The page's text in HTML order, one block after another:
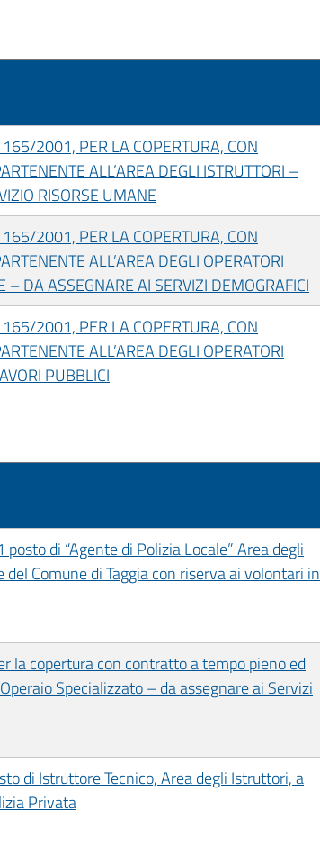
165/2001, PER LA COPERTURA, CON
ALL’AREA DEGLI ISTRUTTORI –
RISORSE UMANE
165/2001, PER LA COPERTURA, CON
ALL’AREA DEGLI OPERATORI
DA ASSEGNARE AI SERVIZI DEMOGRAFICI
165/2001, PER LA COPERTURA, CON
ALL’AREA DEGLI OPERATORI
PUBBLICI
di “Agente di Polizia Locale” Area degli
Comune di Taggia con riserva ai volontari in
la copertura con contratto a tempo pieno ed
Specializzato – da assegnare ai Servizi
di Istruttore Tecnico, Area degli Istruttori, a
Privata